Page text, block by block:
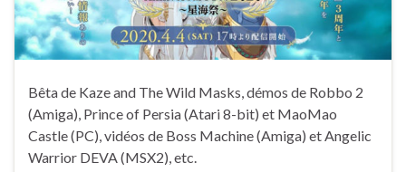
Bêta de Kaze and The Wild Masks, démos de Robbo 2
(Amiga), Prince of Persia (Atari 8-bit) et MaoMao
Castle (PC), vidéos de Boss Machine (Amiga) et Angelic
Warrior DEVA (MSX2), etc.